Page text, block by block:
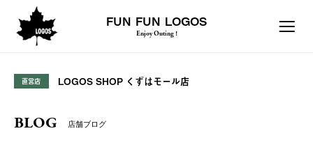
FUN FUN LOGOS
Enjoy Outing !
直営店 LOGOS SHOP くずはモール店
BLOG 店舗ブログ